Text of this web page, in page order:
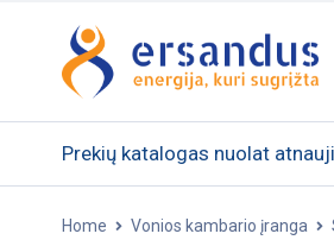
Prekių katalogas nuolat
Home Vonios kambario įranga